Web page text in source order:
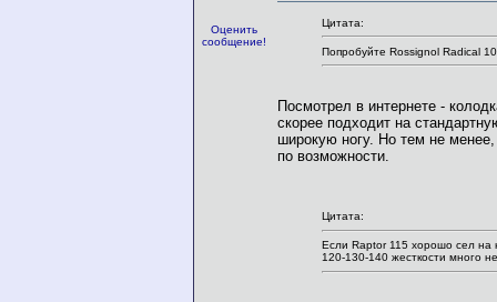
Оценить
сообщение!
Цитата:
Попробуйте Rossignol Radical
Посмотрел в интернете -
скорее подходит на
широкую ногу. Но тем не
по возможности.
Цитата:
Если Raptor 115 хорошо сел на
120-130-140 жесткости много